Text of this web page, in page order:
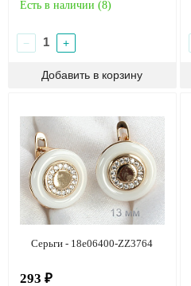
Есть в наличии (8)
− +
Серьги - 18e06400-ZZ3764
293 ₽